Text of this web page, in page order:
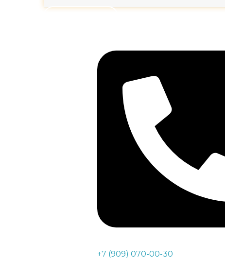
+7 (909) 070-00-30